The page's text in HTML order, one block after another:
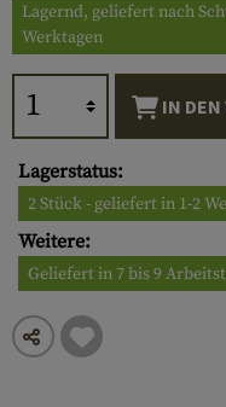
Lagernd, geliefert nach
Werktagen
IN DEN
Lagerstatus:
2 Stück - geliefert in 1-2
Weitere:
Geliefert in 7 bis 9